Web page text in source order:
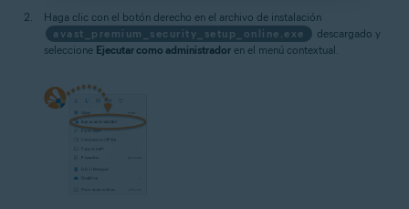
Haga clic con el botón derecho en el archivo de instalación
avast_premium_security_setup_online.exe
descargado y
seleccione Ejecutar como administrador en el menú contextual.